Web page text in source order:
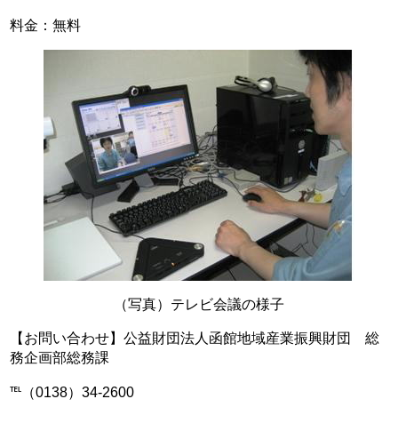
料金：無料
（写真）テレビ会議の様子
【お問い合わせ】公益財団法人函館地域産業振興財団 総
務企画部総務課
℡（0138）34-2600